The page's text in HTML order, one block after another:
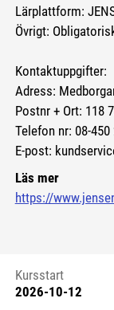
Lärplattform:
Övrigt:
Kontaktuppgifter:
Adress:
Postnr + Ort: 118
Telefon nr: 08-450
E-post:
Läs mer
https://
Kursstart
Kursstart
2026-10-12